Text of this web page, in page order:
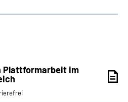
Plattformarbeit im